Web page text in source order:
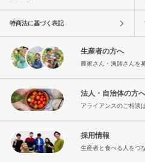
特商法に基づく表記
生産者の方へ
農家さん・漁師さんを
法人・自治体の方へ
アライアンスのご相談
採用情報
生産者と食べる人をつ